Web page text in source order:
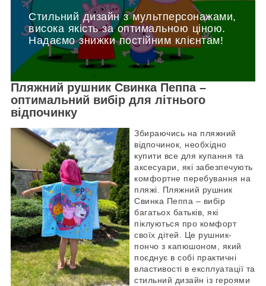
Стильний дизайн з мультперсонажами,
висока якість за оптимальною ціною.
Надаємо знижки постійним клієнтам!
Пляжний рушник Свинка Пеппа –
оптимальний вибір для літнього
відпочинку
Збираючись на пляжний
відпочинок, необхідно
купити все для купання та
аксесуари, які забезпечують
комфортне перебування на
пляжі. Пляжний рушник
Свинка Пеппа – вибір
багатьох батьків, які
піклуються про комфорт
своїх дітей. Це рушник-
пончо з капюшоном, який
поєднує в собі практичні
властивості в експлуатації та
стильний дизайн із героями